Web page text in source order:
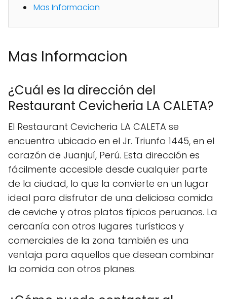
Mas Informacion
Mas Informacion
¿Cuál es la dirección del
Restaurant Cevicheria LA CALETA?
El Restaurant Cevicheria LA CALETA se
encuentra ubicado en el Jr. Triunfo 1445, en el
corazón de Juanjuí, Perú. Esta dirección es
fácilmente accesible desde cualquier parte
de la ciudad, lo que la convierte en un lugar
ideal para disfrutar de una deliciosa comida
de ceviche y otros platos típicos peruanos. La
cercanía con otros lugares turísticos y
comerciales de la zona también es una
ventaja para aquellos que desean combinar
la comida con otros planes.